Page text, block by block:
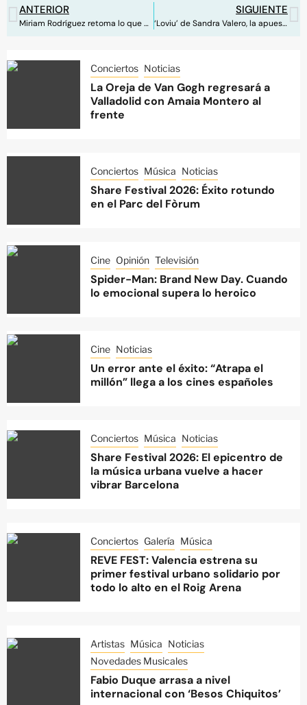
ANTERIOR
Miriam Rodríguez retoma lo que dejó a la mitad
SIGUIENTE
‘Loviu’ de Sandra Valero, la apuesta de España para Eurovisión Junior 2023
Conciertos Noticias
La Oreja de Van Gogh regresará a
Valladolid con Amaia Montero al
frente
Conciertos Música Noticias
Share Festival 2026: Éxito rotundo
en el Parc del Fòrum
Cine Opinión Televisión
Spider-Man: Brand New Day. Cuando
lo emocional supera lo heroico
Cine Noticias
Un error ante el éxito: “Atrapa el
millón” llega a los cines españoles
Conciertos Música Noticias
Share Festival 2026: El epicentro de
la música urbana vuelve a hacer
vibrar Barcelona
Conciertos Galería Música
REVE FEST: Valencia estrena su
primer festival urbano solidario por
todo lo alto en el Roig Arena
Artistas Música Noticias
Novedades Musicales
Fabio Duque arrasa a nivel
internacional con ‘Besos Chiquitos’